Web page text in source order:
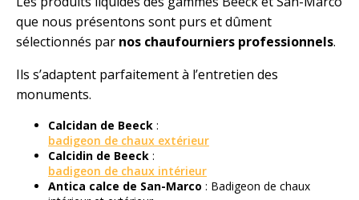
que nous présentons sont purs et dûment
sélectionnés par nos chaufourniers professionnels.
Ils s’adaptent parfaitement à l’entretien des
monuments.
Calcidan de Beeck :
badigeon de chaux extérieur
Calcidin de Beeck :
badigeon de chaux intérieur
Antica calce de San-Marco : Badigeon de chaux